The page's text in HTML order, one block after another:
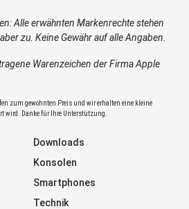
Alle erwähnten Markenrechte stehen
zu. Keine Gewähr auf alle Angaben.
Warenzeichen der Firma Apple
zum gewohnten Preis und wir erhalten eine kleine
wird. Danke für Ihre Unterstützung.
Downloads
Konsolen
Smartphones
Technik